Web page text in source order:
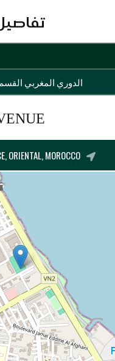
الدوري المغربي
ORIENTAL, MOROCCO